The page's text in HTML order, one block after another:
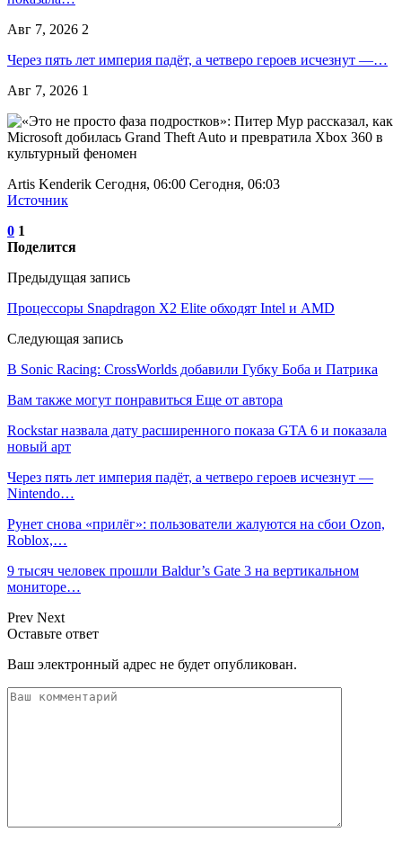
Авг 7, 2026 2
Через пять лет империя падёт, а четверо героев исчезнут —…
Авг 7, 2026 1
Artis Kenderik Сегодня, 06:00 Сегодня, 06:03
Источник
0 1
Поделится
Предыдущая запись
Процессоры Snapdragon X2 Elite обходят Intel и AMD
Следующая запись
В Sonic Racing: CrossWorlds добавили Губку Боба и Патрика
Вам также могут понравиться Еще от автора
Rockstar назвала дату расширенного показа GTA 6 и показала
новый арт
Через пять лет империя падёт, а четверо героев исчезнут —
Nintendo…
Рунет снова «прилёг»: пользователи жалуются на сбои Ozon,
Roblox,…
9 тысяч человек прошли Baldur’s Gate 3 на вертикальном
мониторе…
Prev Next
Оставьте ответ
Ваш электронный адрес не будет опубликован.